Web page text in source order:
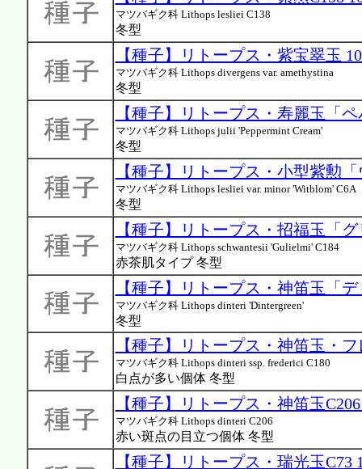
マツバギク科 Lithops lesliei C138
冬型
【種子】リトープス・紫宝翠玉
マツバギク科 Lithops divergens var. amethystina
冬型
【種子】リトープス・寿麗玉「
マツバギク科 Lithops julii 'Peppermint Cream'
冬型
【種子】リトープス・小型紫勲
マツバギク科 Lithops lesliei var. minor 'Witblom' C6A
冬型
【種子】リトープス・招福玉「
マツバギク科 Lithops schwantesii 'Gulielmi' C184
赤茶肌タイプ 冬型
【種子】リトープス・神笛玉「
マツバギク科 Lithops dinteri 'Dintergreen'
冬型
【種子】リトープス・神笛玉・
マツバギク科 Lithops dinteri ssp. frederici C180
白点が多い個体 冬型
【種子】リトープス・神笛玉
マツバギク科 Lithops dinteri C206
赤い斑点の目立つ個体 冬型
【種子】リトープス・瑞光玉C73